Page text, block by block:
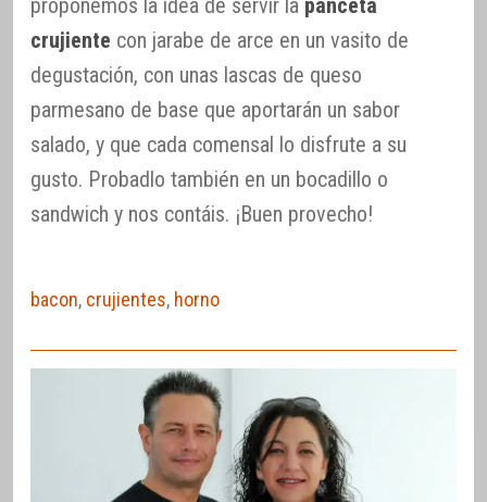
crujiente con jarabe de arce en un vasito de
degustación, con unas lascas de queso
parmesano de base que aportarán un sabor
salado, y que cada comensal lo disfrute a su
gusto. Probadlo también en un bocadillo o
sandwich y nos contáis. ¡Buen provecho!
bacon, crujientes, horno